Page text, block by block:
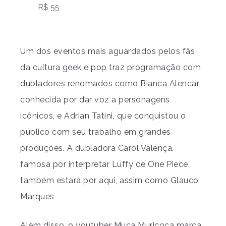
R$ 55
Um dos eventos mais aguardados pelos fãs
da cultura geek e pop traz programação com
dubladores renomados como Bianca Alencar,
conhecida por dar voz a personagens
icônicos, e Adrian Tatini, que conquistou o
público com seu trabalho em grandes
produções. A dubladora Carol Valença,
famosa por interpretar Luffy de One Piece,
também estará por aqui, assim como Glauco
Marques